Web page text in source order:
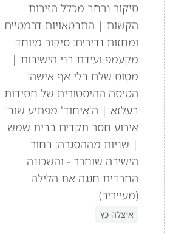
סיקור נרחב מכלל הזירות
הקשות | התבטאויות דרמטיים
ומחזות נדירים: סיקור מיוחד
מקעמפ ועידת בני הישיבות |
מטוס שלם בלי אף אישה:
הטיסה ההיסטורית של חסידות
בעלזא | ה'איחוד' מפתיע שוב:
אירוע חסר תקדים בבית שמש
| שניות מההסגרה: בחור
הישיבה שוחרר - והשכונה
החרדית חגגה את הלילה
(מעייריב)
איצלה כץ